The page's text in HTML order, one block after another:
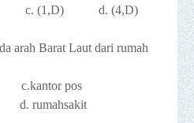
c. (1,D) d. (4,D)
arah Barat Laut dari rumah
c.kantor pos
d. rumahsakit